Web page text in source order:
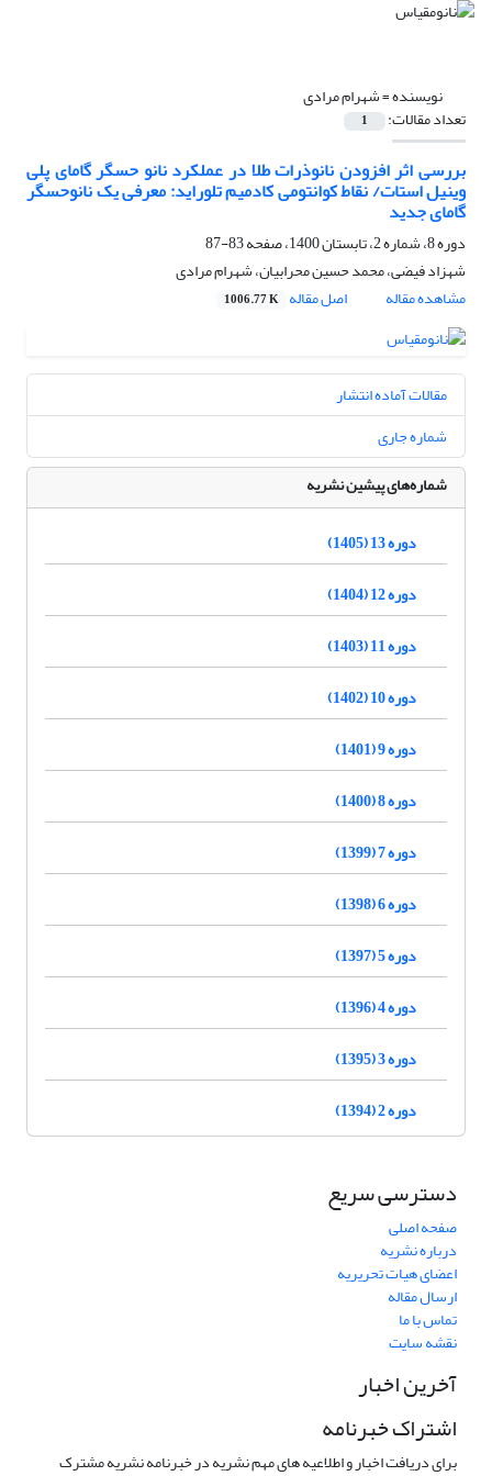
نویسنده =شهرام مرادی
تعداد مقالات: 1
بررسی اثر افزودن نانوذرات طلا در عملکرد نانو حسگر گامای پلی
وینیل استات/ نقاط کوانتومی کادمیم تلوراید: معرفی یک نانوحسگر
گامای جدید
دوره 8، شماره 2، تابستان 1400، صفحه
83-87
شهزاد فیضی، محمد حسین محرابیان، شهرام مرادی
مشاهده مقاله
اصل مقاله 1006.77 K
مقالات آماده انتشار
شماره جاری
شماره‌های پیشین نشریه
دوره 13 (1405)
دوره 12 (1404)
دوره 11 (1403)
دوره 10 (1402)
دوره 9 (1401)
دوره 8 (1400)
دوره 7 (1399)
دوره 6 (1398)
دوره 5 (1397)
دوره 4 (1396)
دوره 3 (1395)
دوره 2 (1394)
دسترسی سریع
صفحه اصلی
درباره نشریه
اعضای هیات تحریریه
ارسال مقاله
تماس با ما
نقشه سایت
آخرین اخبار
اشتراک خبرنامه
برای دریافت اخبار و اطلاعیه های مهم نشریه در خبرنامه نشریه مشترک